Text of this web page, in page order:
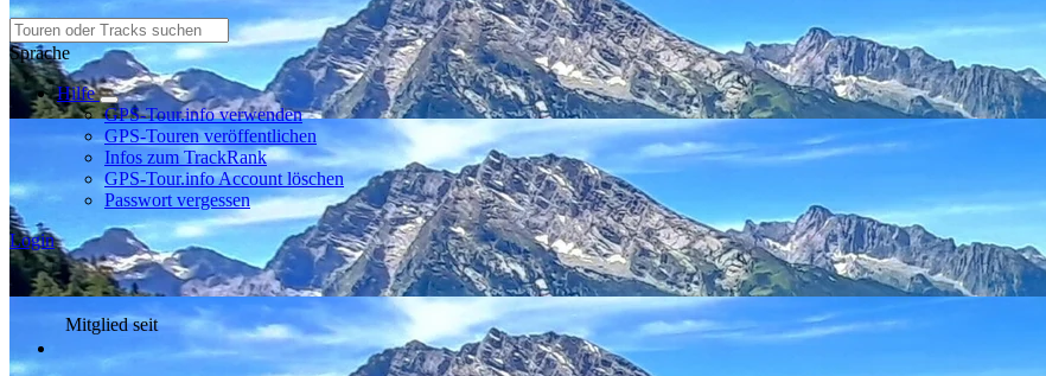
Sprache
Hilfe
GPS-Tour.info verwenden
GPS-Touren veröffentlichen
Infos zum TrackRank
GPS-Tour.info Account löschen
Passwort vergessen
Login
Mitglied seit